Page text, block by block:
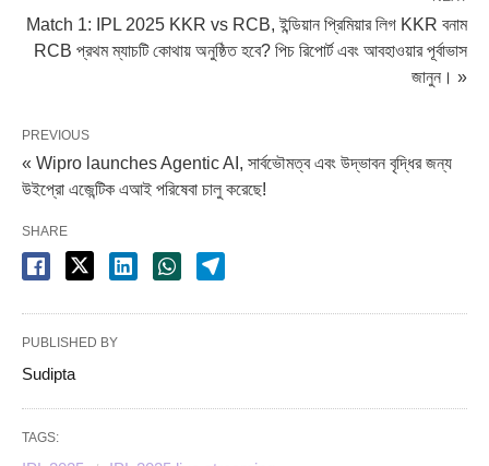
Match 1: IPL 2025 KKR vs RCB, ইন্ডিয়ান প্রিমিয়ার লিগ KKR বনাম
RCB প্রথম ম্যাচটি কোথায় অনুষ্ঠিত হবে? পিচ রিপোর্ট এবং আবহাওয়ার পূর্বাভাস
জানুন। »
PREVIOUS
« Wipro launches Agentic AI, সার্বভৌমত্ব এবং উদ্ভাবন বৃদ্ধির জন্য
উইপ্রো এজেন্টিক এআই পরিষেবা চালু করেছে!
SHARE
PUBLISHED BY
Sudipta
TAGS: